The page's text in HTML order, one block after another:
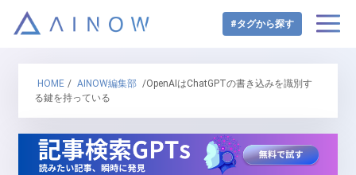
#タグから探す
HOME / AINOW編集部 /OpenAIはChatGPTの書き込みを識別す
る鍵を持っている